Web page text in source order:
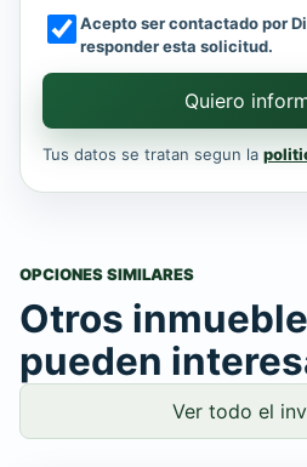
Acepto ser contactado por
responder esta solicitud.
Quiero
Tus datos se tratan segun la
OPCIONES SIMILARES
Otros
pueden
Ver todo el